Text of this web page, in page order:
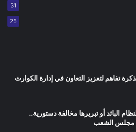
31
25
تفاهم لتعزيز التعاون في إدارة الكوارث
البائد أو تبريرها مخالفة دستورية..
مجلس الشعب